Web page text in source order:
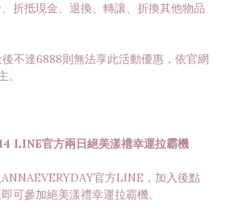
折抵現金、退換、轉讓、折換其他物品
不達6888則無法享此活動優惠，依官網
LINE官方兩日絕美漾禮幸運拉霸機
ANNAEVERYDAY官方LINE，加入後點
可參加絕美漾禮幸運拉霸機。